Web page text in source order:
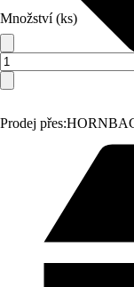
Prodej přes:
Množství (ks)